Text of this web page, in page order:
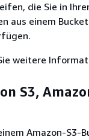
die Sie in
aus einem
weitere
S3,
Amazon-